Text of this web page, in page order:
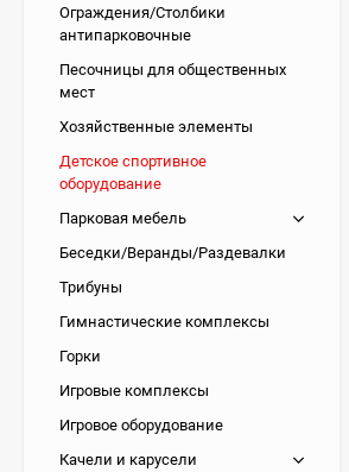
Ограждения/Столбики
антипарковочные
Песочницы для общественных
мест
Хозяйственные элементы
Детское спортивное
оборудование
Парковая мебель
Беседки/Веранды/Раздевалки
Трибуны
Гимнастические комплексы
Горки
Игровые комплексы
Игровое оборудование
Качели и карусели